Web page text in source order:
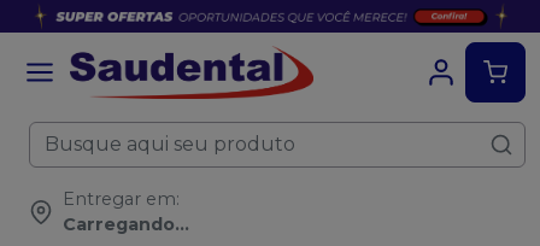
Entregar em:
Carregando...